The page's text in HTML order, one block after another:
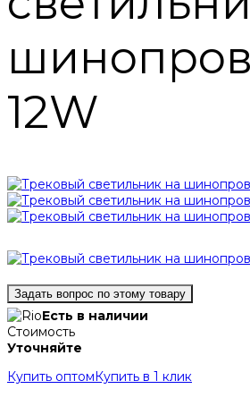
12W
Задать вопрос по этому товару
Есть в наличии
Стоимость
Уточняйте
Купить оптом Купить в 1 клик